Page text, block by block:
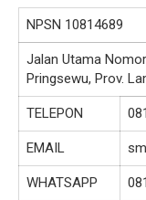
NPSN 10814689
Jalan Utama
Pringsewu, Prov.
TELEPON
EMAIL
WHATSAPP